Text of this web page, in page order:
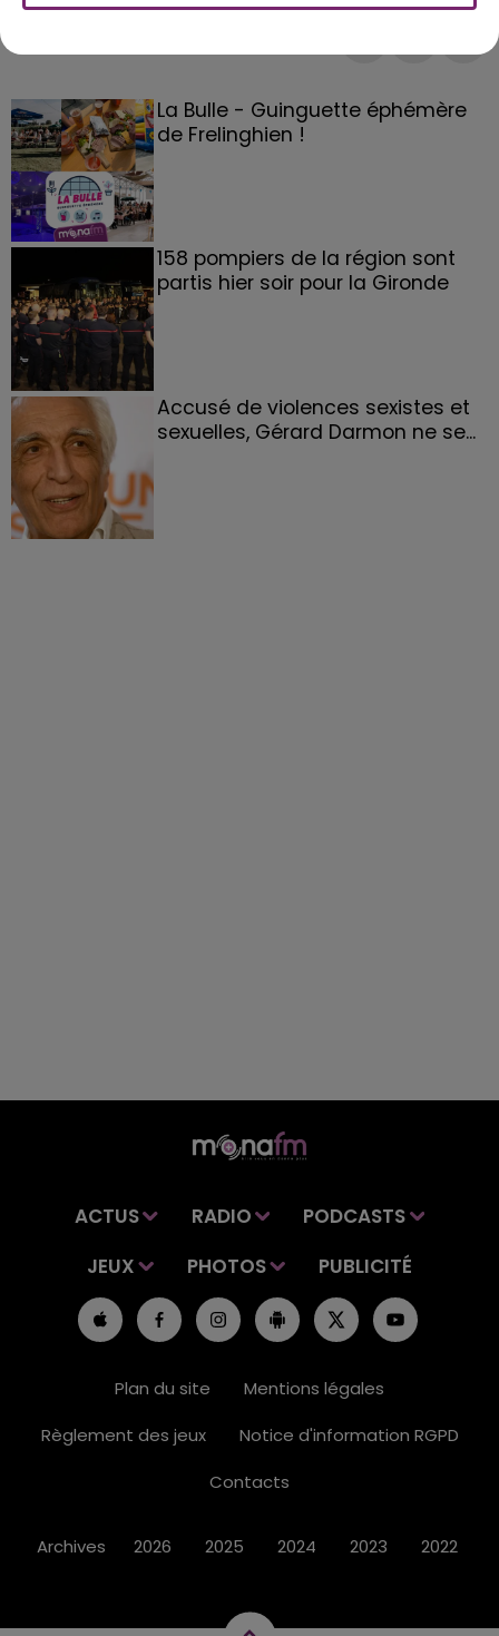
La Bulle - Guinguette éphémère
de Frelinghien !
158 pompiers de la région sont
partis hier soir pour la Gironde
Accusé de violences sexistes et
sexuelles, Gérard Darmon ne se...
ACTUS RADIO
PODCASTS
JEUX
PHOTOS PUBLICITÉ
Plan du site
Mentions légales
Règlement des jeux
Notice d'information RGPD
Contacts
Archives 2026 2025 2024 2023 2022